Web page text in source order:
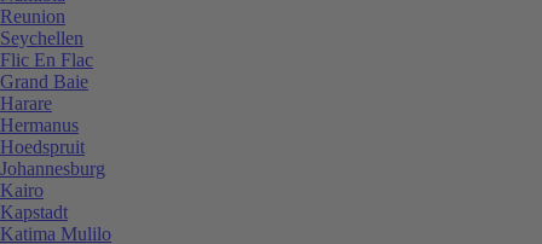
Reunion
Seychellen
Flic En Flac
Grand Baie
Harare
Hermanus
Hoedspruit
Johannesburg
Kairo
Kapstadt
Katima Mulilo